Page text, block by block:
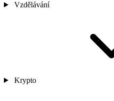
Vzdělávání
Krypto